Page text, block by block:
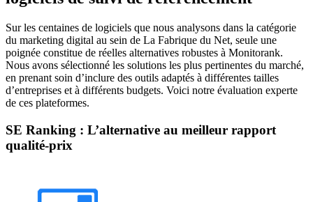
Sur les centaines de logiciels que nous analysons dans la catégorie
du marketing digital au sein de La Fabrique du Net, seule une
poignée constitue de réelles alternatives robustes à Monitorank.
Nous avons sélectionné les solutions les plus pertinentes du marché,
en prenant soin d’inclure des outils adaptés à différentes tailles
d’entreprises et à différents budgets. Voici notre évaluation experte
de ces plateformes.
SE Ranking : L’alternative au meilleur rapport
qualité-prix